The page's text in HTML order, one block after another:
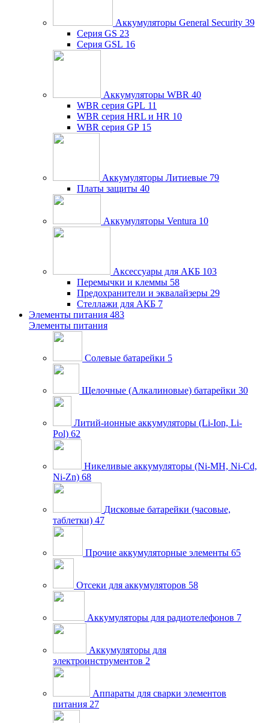
Аккумуляторы General Security 39
Серия GS 23
Серия GSL 16
Аккумуляторы WBR 40
WBR серия GPL 11
WBR серия HRL и HR 10
WBR серия GP 15
Аккумуляторы Литиевые 79
Платы защиты 40
Аккумуляторы Ventura 10
Аксессуары для АКБ 103
Перемычки и клеммы 58
Предохранители и эквалайзеры 29
Стеллажи для АКБ 7
Элементы питания 483
Элементы питания
Солевые батарейки 5
Щелочные (Алкалиновые) батарейки 30
Литий-ионные аккумуляторы (Li-Ion, Li-
Pol) 62
Никеливые аккумуляторы (Ni-MH, Ni-Cd,
Ni-Zn) 68
Дисковые батарейки (часовые,
таблетки) 47
Прочие аккумуляторные элементы 65
Отсеки для аккумуляторов 58
Аккумуляторы для радиотелефонов 7
Аккумуляторы для
электроинструментов 2
Аппараты для сварки элементов
питания 27